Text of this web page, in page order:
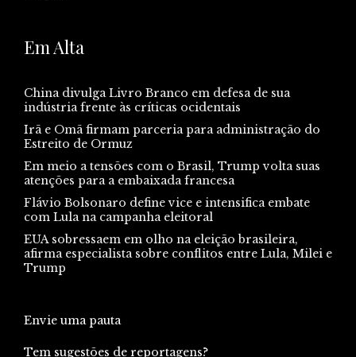
Em Alta
China divulga Livro Branco em defesa de sua
indústria frente às críticas ocidentais
Irã e Omã firmam parceria para administração do
Estreito de Ormuz
Em meio a tensões com o Brasil, Trump volta suas
atenções para a embaixada francesa
Flávio Bolsonaro define vice e intensifica embate
com Lula na campanha eleitoral
EUA sobressaem em olho na eleição brasileira,
afirma especialista sobre conflitos entre Lula, Milei e
Trump
Envie uma pauta
Tem sugestões de reportagens?